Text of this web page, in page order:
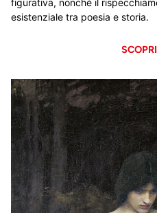
figurativa, nonché il
esistenziale tra poesia e storia.